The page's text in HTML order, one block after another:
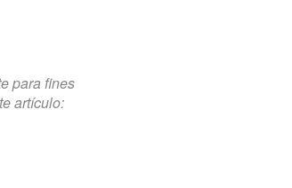
para fines
artículo: